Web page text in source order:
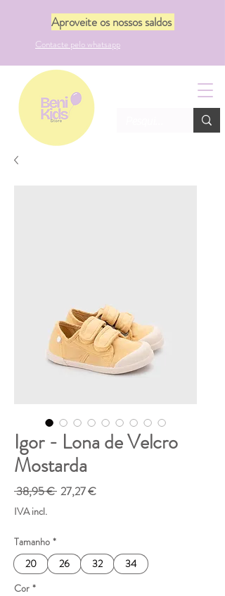
Aproveite os nossos saldos
Contacte pelo whatsapp
Igor - Lona de Velcro
Mostarda
38,95 € Preço
27,27 €Preço
IVA incl.
Tamanho *
20
26 32
34
Cor *